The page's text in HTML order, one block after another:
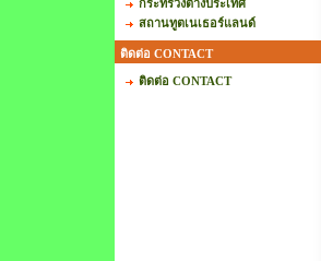
กระทรวงต่างประเทศ
สถานทูตเนเธอร์แลนด์
ติดต่อ CONTACT
ติดต่อ CONTACT